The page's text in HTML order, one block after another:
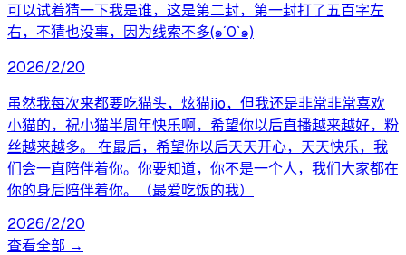
可以试着猜一下我是谁，这是第二封，第一封打了五百字左
右，不猜也没事，因为线索不多(๑´0`๑)
2026/2/20
虽然我每次来都要吃猫头，炫猫jio，但我还是非常非常喜欢
小猫的，祝小猫半周年快乐啊，希望你以后直播越来越好，粉
丝越来越多。 在最后，希望你以后天天开心，天天快乐，我
们会一直陪伴着你。你要知道，你不是一个人，我们大家都在
你的身后陪伴着你。（最爱吃饭的我）
2026/2/20
查看全部 →